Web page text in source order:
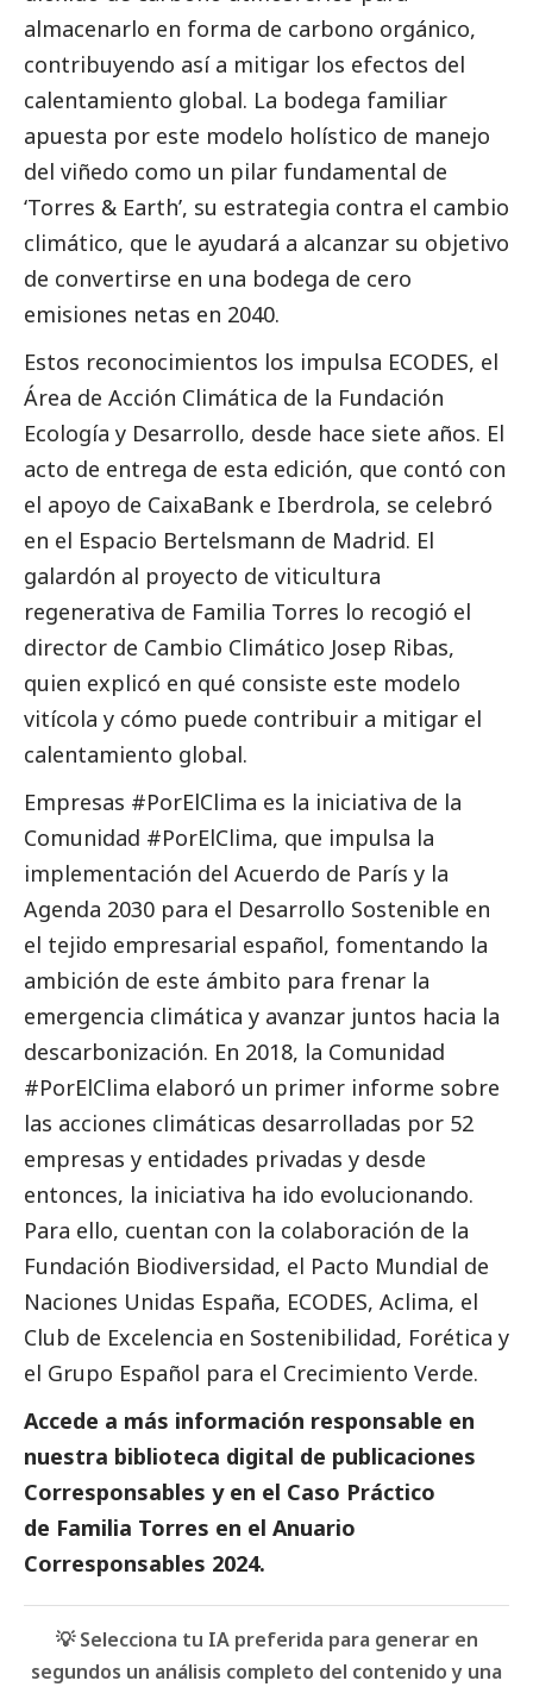
almacenarlo en forma de carbono orgánico,
contribuyendo así a mitigar los efectos del
calentamiento global. La bodega familiar
apuesta por este modelo holístico de manejo
del viñedo como un pilar fundamental de
‘Torres & Earth’, su estrategia contra el cambio
climático, que le ayudará a alcanzar su objetivo
de convertirse en una bodega de cero
emisiones netas en 2040.
Estos reconocimientos los impulsa ECODES, el
Área de Acción Climática de la Fundación
Ecología y Desarrollo, desde hace siete años. El
acto de entrega de esta edición, que contó con
el apoyo de CaixaBank e Iberdrola, se celebró
en el Espacio Bertelsmann de Madrid. El
galardón al proyecto de viticultura
regenerativa de Familia Torres lo recogió el
director de Cambio Climático Josep Ribas,
quien explicó en qué consiste este modelo
vitícola y cómo puede contribuir a mitigar el
calentamiento global.
Empresas #PorElClima es la iniciativa de la
Comunidad #PorElClima, que impulsa la
implementación del Acuerdo de París y la
Agenda 2030 para el Desarrollo Sostenible en
el tejido empresarial español, fomentando la
ambición de este ámbito para frenar la
emergencia climática y avanzar juntos hacia la
descarbonización. En 2018, la Comunidad
#PorElClima elaboró un primer informe sobre
las acciones climáticas desarrolladas por 52
empresas y entidades privadas y desde
entonces, la iniciativa ha ido evolucionando.
Para ello, cuentan con la colaboración de la
Fundación Biodiversidad, el Pacto Mundial de
Naciones Unidas España, ECODES, Aclima, el
Club de Excelencia en Sostenibilidad, Forética y
el Grupo Español para el Crecimiento Verde.
Accede a más información responsable en
nuestra biblioteca digital de publicaciones
Corresponsables y en el Caso Práctico
de Familia Torres en el Anuario
Corresponsables 2024.
💡 Selecciona tu IA preferida para generar en
segundos un análisis completo del contenido y una